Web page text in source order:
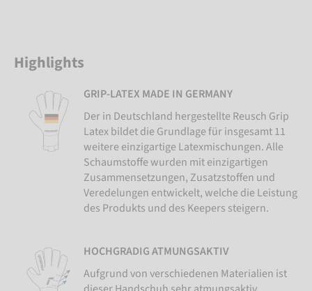
Highlights
GRIP-LATEX MADE IN GERMANY
Der in Deutschland hergestellte Reusch Grip
Latex bildet die Grundlage für insgesamt 11
weitere einzigartige Latexmischungen. Alle
Schaumstoffe wurden mit einzigartigen
Zusammensetzungen, Zusatzstoffen und
Veredelungen entwickelt, welche die Leistung
des Produkts und des Keepers steigern.
HOCHGRADIG ATMUNGSAKTIV
Aufgrund von verschiedenen Materialien ist